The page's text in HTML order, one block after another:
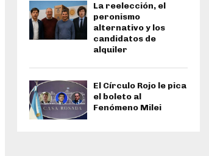
La reelección, el
peronismo
alternativo y los
candidatos de
alquiler
El Círculo Rojo le pica
el boleto al
Fenómeno Milei